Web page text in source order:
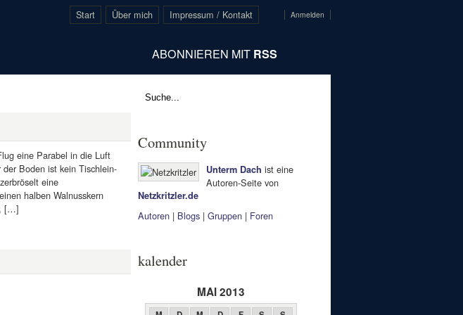
Anmelden
Start Über mich Impressum / Kontakt
ABONNIEREN MIT RSS
eine Parabel in die Luft
Boden ist kein Tischlein-
eine
halben Walnusskern
[…]
Community
Unterm Dach ist eine
Autoren-Seite von
Netzkritzler.de
Autoren | Blogs | Gruppen | Foren
kalender
MAI 2013